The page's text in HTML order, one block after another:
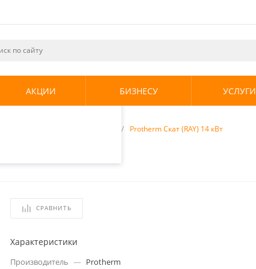
и
использования.
.
АКЦИИ БИЗНЕСУ УСЛУГИ
/ Protherm Скат (RAY) 14 кВт
СРАВНИТЬ
Характеристики
Производитель — Protherm